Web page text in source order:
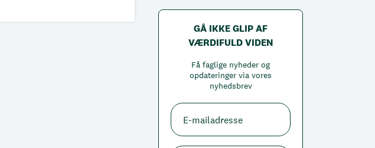
GÅ IKKE GLIP AF
VÆRDIFULD VIDEN
Få faglige nyheder og
opdateringer via vores
nyhedsbrev